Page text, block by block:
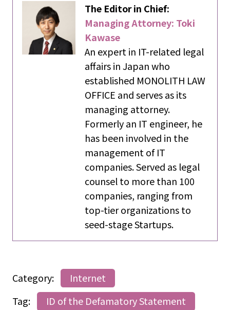
The Editor in Chief:
Managing Attorney: Toki
Kawase
An expert in IT-related legal
affairs in Japan who
established MONOLITH LAW
OFFICE and serves as its
managing attorney.
Formerly an IT engineer, he
has been involved in the
management of IT
companies. Served as legal
counsel to more than 100
companies, ranging from
top-tier organizations to
seed-stage Startups.
Category:
Internet
Tag:
ID of the Defamatory Statement